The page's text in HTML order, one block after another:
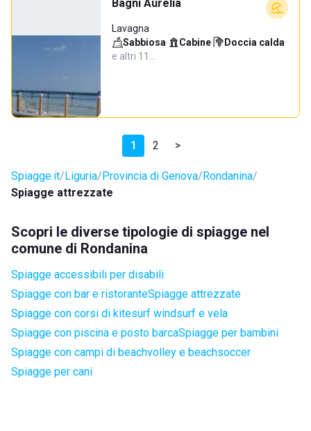
Bagni Aurelia
Lavagna
Sabbiosa· Cabine· Doccia calda·
e altri 11…
1 2 >
Spiagge.it Liguria Provincia di Genova Rondanina
Spiagge attrezzate
Scopri le diverse tipologie di spiagge nel
comune di Rondanina
Spiagge accessibili per disabili
Spiagge con bar e ristoranteSpiagge attrezzate
Spiagge con corsi di kitesurf windsurf e vela
Spiagge con piscina e posto barcaSpiagge per bambini
Spiagge con campi di beachvolley e beachsoccer
Spiagge per cani